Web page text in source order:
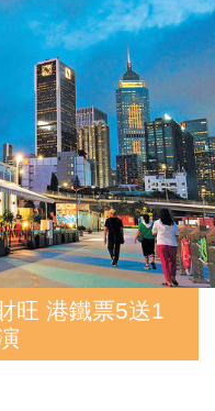
旺 港鐵票5送1